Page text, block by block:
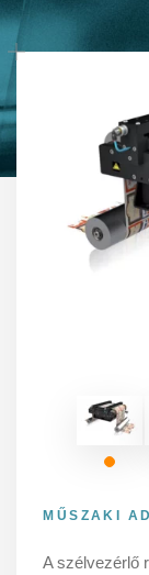
MŰSZAKI
A szélvezérlő